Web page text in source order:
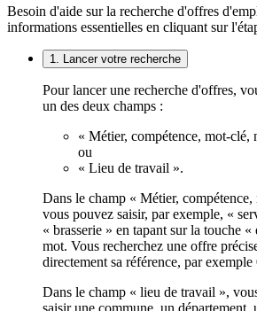
Besoin d'aide sur la recherche d'offres
informations essentielles en cliquant sur
1. Lancer votre recherche
Pour lancer une recherche d'offres,
un des deux champs :
« Métier, compétence, mot-clé,
ou
« Lieu de travail ».
Dans le champ « Métier,
vous pouvez saisir, par exemple, «
« brasserie » en tapant sur la touche «
mot. Vous recherchez une offre
directement sa référence, par
Dans le champ « lieu de travail »,